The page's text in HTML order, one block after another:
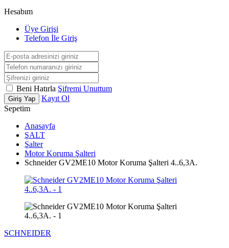
Hesabım
Üye Girişi
Telefon İle Giriş
Beni Hatırla Şifremi Unuttum
Giriş Yap
Kayıt Ol
Sepetim
Anasayfa
ŞALT
Şalter
Motor Koruma Şalteri
Schneider GV2ME10 Motor Koruma Şalteri 4..6,3A.
SCHNEIDER